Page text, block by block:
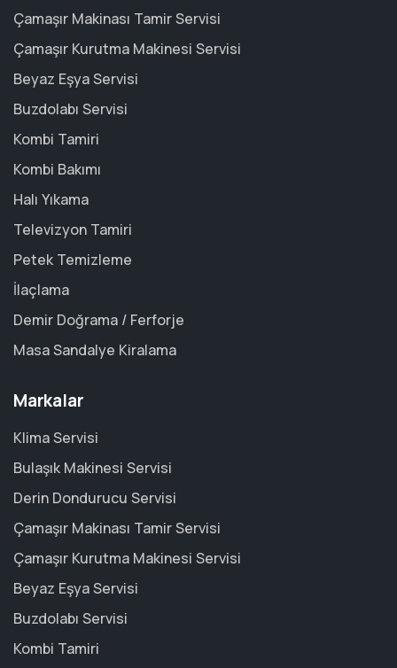
Çamaşır Makinası Tamir Servisi
Çamaşır Kurutma Makinesi Servisi
Beyaz Eşya Servisi
Buzdolabı Servisi
Kombi Tamiri
Kombi Bakımı
Halı Yıkama
Televizyon Tamiri
Petek Temizleme
İlaçlama
Demir Doğrama / Ferforje
Masa Sandalye Kiralama
Markalar
Klima Servisi
Bulaşık Makinesi Servisi
Derin Dondurucu Servisi
Çamaşır Makinası Tamir Servisi
Çamaşır Kurutma Makinesi Servisi
Beyaz Eşya Servisi
Buzdolabı Servisi
Kombi Tamiri